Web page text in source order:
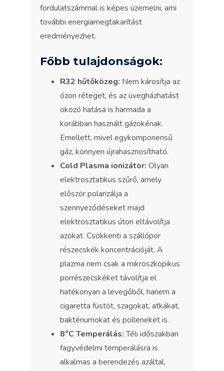
fordulatszámmal is képes üzemelni, ami
további energiamegtakarítást
eredményezhet.
Főbb tulajdonságok:
R32 hűtőközeg: Nem károsítja az
ózon réteget, és az üvegházhatást
okozó hatása is harmada a
korábban használt gázokénak.
Emellett, mivel egykomponensű
gáz, könnyen újrahasznosítható.
Cold Plasma ionizátor: Olyan
elektrosztatikus szűrő, amely
először polarizálja a
szennyeződéseket majd
elektrosztatikus úton eltávolítja
azokat. Csökkenti a szállópor
részecskék koncentrációját. A
plazma nem csak a mikroszkopikus
porrészecskéket távolítja el
hatékonyan a levegőből, hanem a
cigaretta füstöt, szagokat, atkákat,
baktériumokat és polleneket is.
8°C Temperálás:Téli időszakban
fagyvédelmi temperálásra is
alkalmas a berendezés azáltal,